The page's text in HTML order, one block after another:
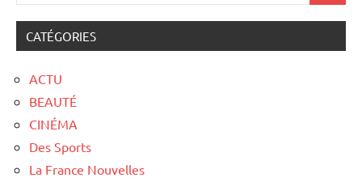
CATÉGORIES
ACTU
BEAUTÉ
CINÉMA
Des Sports
La France Nouvelles